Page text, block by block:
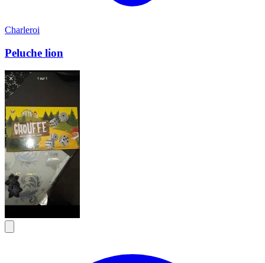
Charleroi
Peluche lion